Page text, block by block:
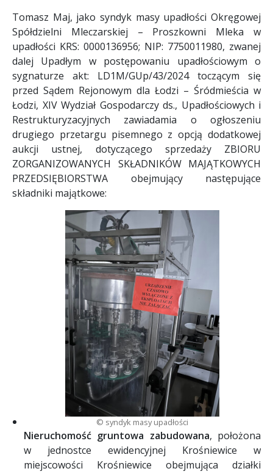
Tomasz Maj, jako syndyk masy upadłości Okręgowej
Spółdzielni Mleczarskiej – Proszkowni Mleka w
upadłości KRS: 0000136956; NIP: 7750011980, zwanej
dalej Upadłym w postępowaniu upadłościowym o
sygnaturze akt: LD1M/GUp/43/2024 toczącym się
przed Sądem Rejonowym dla Łodzi – Śródmieścia w
Łodzi, XIV Wydział Gospodarczy ds., Upadłościowych i
Restrukturyzacyjnych zawiadamia o ogłoszeniu
drugiego przetargu pisemnego z opcją dodatkowej
aukcji ustnej, dotyczącego sprzedaży ZBIORU
ZORGANIZOWANYCH SKŁADNIKÓW MAJĄTKOWYCH
PRZEDSIĘBIORSTWA obejmujący następujące
składniki majątkowe:
© syndyk masy upadłości
Nieruchomość gruntowa zabudowana, położona
w jednostce ewidencyjnej Krośniewice w
miejscowości Krośniewice obejmująca działki